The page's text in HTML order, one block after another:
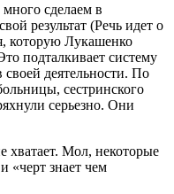
сделаем в
результат (Речь идет о
которую Лукашенко
подталкивает систему
деятельности. По
сестринского
серьезно. Они
хватает. Мол, некоторые
«черт знает чем